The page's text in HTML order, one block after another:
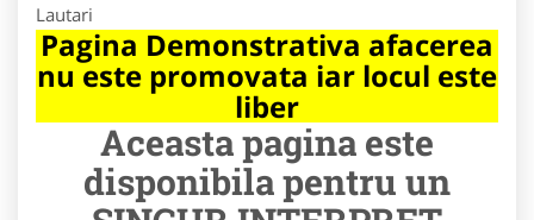
Lautari
Pagina Demonstrativa afacerea
nu este promovata iar locul este
liber
Aceasta pagina este
disponibila pentru un